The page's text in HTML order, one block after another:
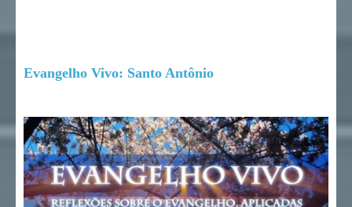
Evangelho Vivo: Santo Antônio